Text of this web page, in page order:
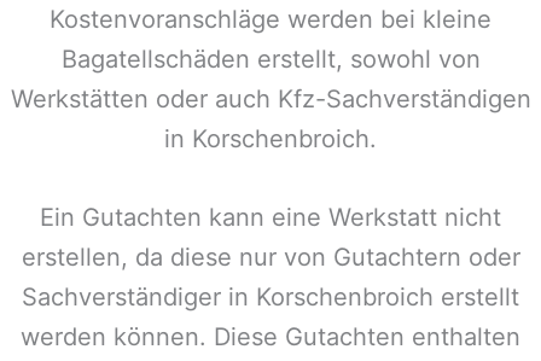
Kostenvoranschläge werden bei kleine
Bagatellschäden erstellt, sowohl von
Werkstätten oder auch Kfz-Sachverständigen
in Korschenbroich.
Ein Gutachten kann eine Werkstatt nicht
erstellen, da diese nur von Gutachtern oder
Sachverständiger in Korschenbroich erstellt
werden können. Diese Gutachten enthalten